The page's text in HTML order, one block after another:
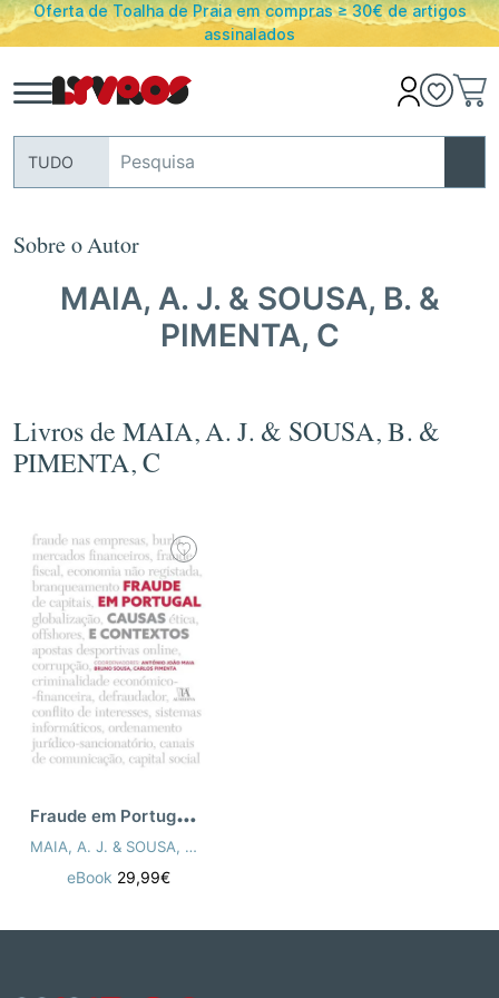
compras ≥ 30€ de artigos
PORTES GRATUITOS
TUDO
Sobre o Autor
MAIA, A. J. & SOUSA, B. &
PIMENTA, C
Livros de MAIA, A. J. & SOUSA, B. &
PIMENTA, C
F
raude em Portugal - Causas e contextos
MAIA, A. J. & SOUSA, B. & PIMENTA, C
eBook 29,99€